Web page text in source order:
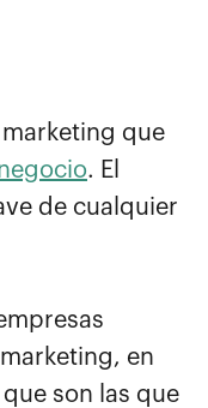
que
. El
de cualquier
en
son las que